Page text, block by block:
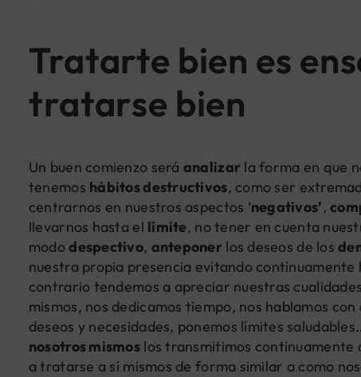
Tratarte bien es
tratarse bien
Un buen comienzo será analizar la forma en que
tenemos hábitos destructivos, como ser
centrarnos en nuestros aspectos ‘negativos’,
llevarnos hasta el límite, no tener en cuenta
mododespectivo, anteponer los deseos de los
nuestra propia presencia evitando continuamente
contrario tendemos a apreciar nuestras
mismos, nos dedicamos tiempo, nos hablamos
deseos y necesidades, ponemos límites
nosotros mismos los transmitimos continuamente
a tratarse a sí mismos de forma similar a como